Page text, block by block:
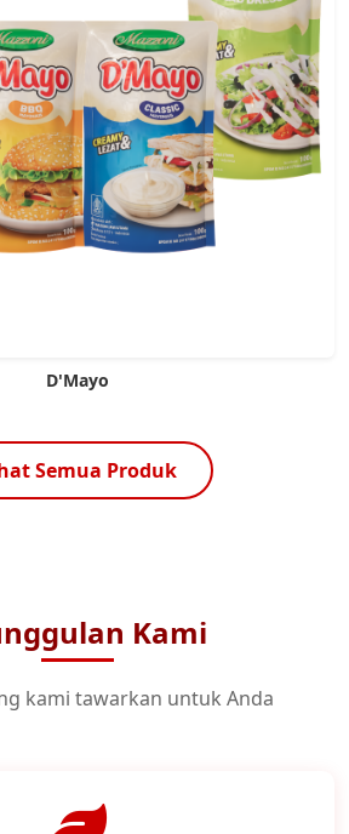
D'Mayo
Semua Produk
Kami
kami tawarkan untuk Anda